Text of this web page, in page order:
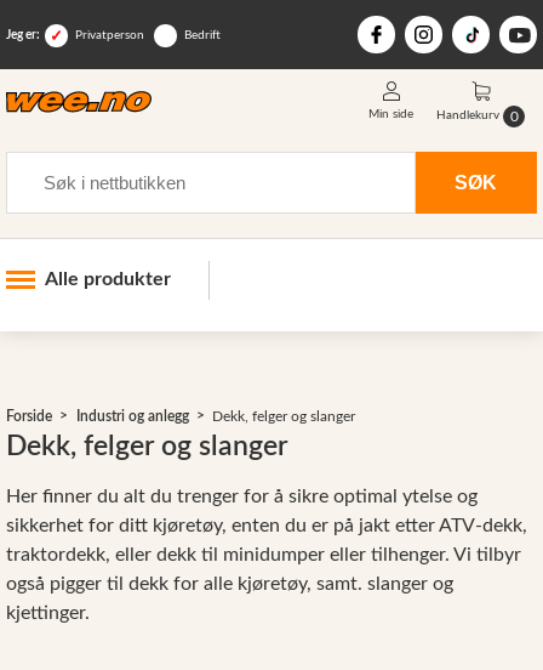
Jeg er: Privatperson Bedrift
SØK
Min side Handlekurv 0
Alle produkter
Landbruksutstyr
Vinter og snøutstyr
Reservedeler
Nye Wee produkter
Forside Industri og anlegg Dekk, felger og slanger
Dekk, felger og slanger
Her finner du alt du trenger for å sikre optimal ytelse og
sikkerhet for ditt kjøretøy, enten du er på jakt etter ATV-dekk,
traktordekk, eller dekk til minidumper eller tilhenger. Vi tilbyr
også pigger til dekk for alle kjøretøy, samt. slanger og
kjettinger.